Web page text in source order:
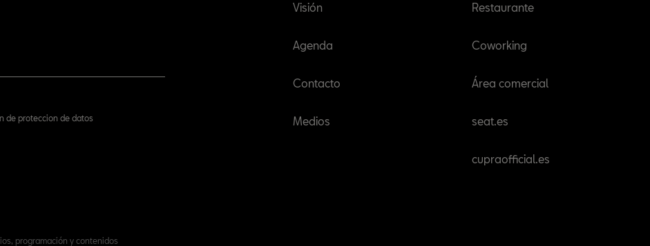
de proteccion de datos
programación y contenidos
Visión
Agenda
Contacto
Medios
Restaurante
Coworking
Área comercial
seat.es
cupraofficial.es